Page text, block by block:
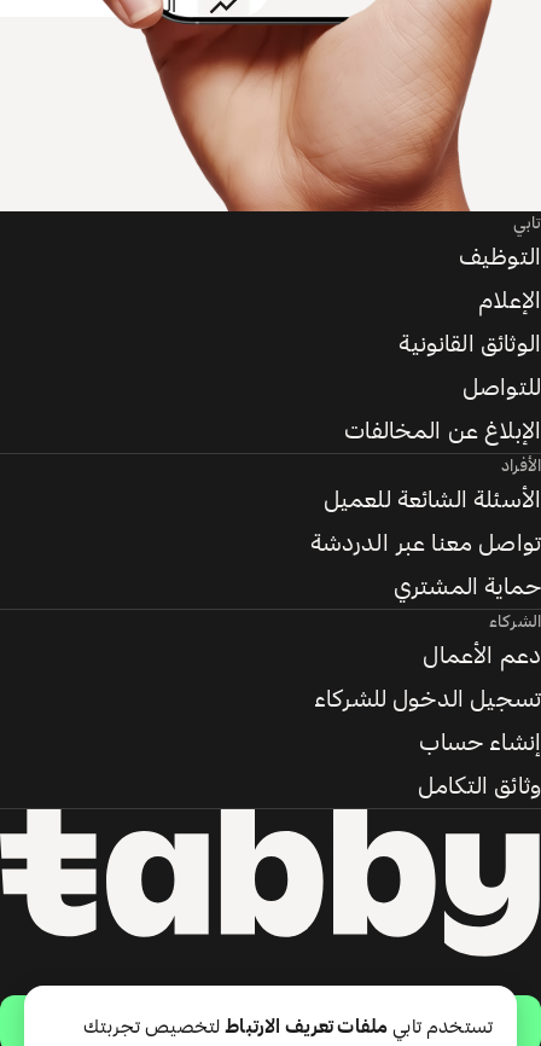
حمّل التطبيق
تابي
التوظيف
الإعلام
الوثائق القانونية
للتواصل
الإبلاغ عن المخالفات
الأفراد
الأسئلة الشائعة للعميل
تواصل معنا عبر الدردشة
حماية المشتري
الشركاء
دعم الأعمال
تسجيل الدخول للشركاء
إنشاء حساب
وثائق التكامل
تستخدم تابي ملفات تعريف الارتباطلتخصيص تجربتك